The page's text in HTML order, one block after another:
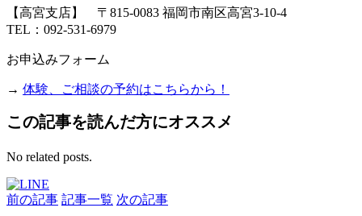
【高宮支店】 〒 815-0083 福岡市南区高宮3-10-4
TEL ： 092-531-6979
お申込みフォーム
→ 体験、ご相談の予約はこちらから！
この記事を読んだ方にオススメ
No related posts.
前の記事 記事一覧 次の記事